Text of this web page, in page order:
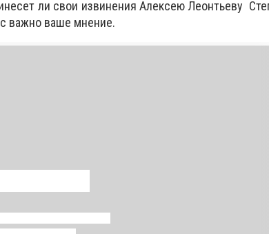
ли свои извинения Алексею Леонтьеву
важно ваше мнение.